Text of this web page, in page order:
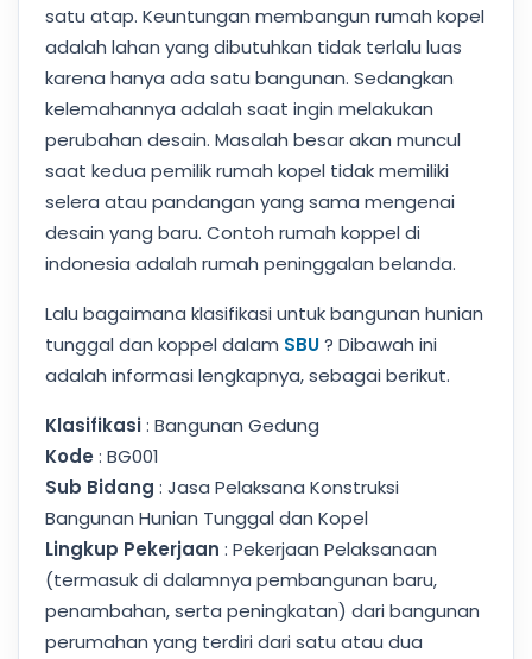
satu atap. Keuntungan membangun rumah kopel
adalah lahan yang dibutuhkan tidak terlalu luas
karena hanya ada satu bangunan. Sedangkan
kelemahannya adalah saat ingin melakukan
perubahan desain. Masalah besar akan muncul
saat kedua pemilik rumah kopel tidak memiliki
selera atau pandangan yang sama mengenai
desain yang baru. Contoh rumah koppel di
indonesia adalah rumah peninggalan belanda.
Lalu bagaimana klasifikasi untuk bangunan hunian
tunggal dan koppel dalam SBU? Dibawah ini
adalah informasi lengkapnya, sebagai berikut.
Klasifikasi: Bangunan Gedung
Kode : BG001
Sub Bidang : Jasa Pelaksana Konstruksi
Bangunan Hunian Tunggal dan Kopel
Lingkup Pekerjaan : Pekerjaan Pelaksanaan
(termasuk di dalamnya pembangunan baru,
penambahan, serta peningkatan) dari bangunan
perumahan yang terdiri dari satu atau dua